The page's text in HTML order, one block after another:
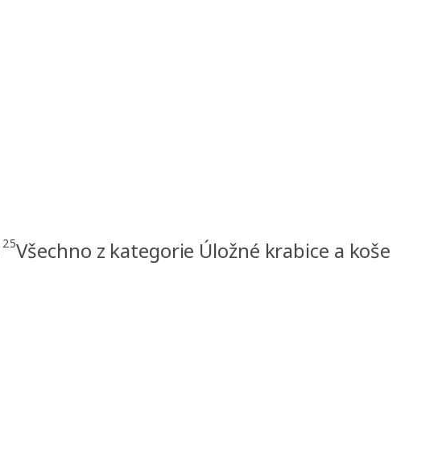
25Všechno z kategorie Úložné krabice a koše